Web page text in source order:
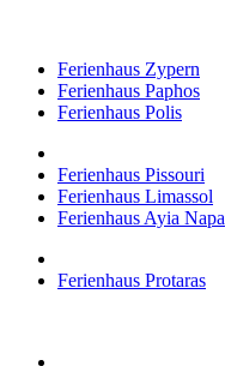
Ferienhaus Zypern
Ferienhaus Paphos
Ferienhaus Polis
Ferienhaus Pissouri
Ferienhaus Limassol
Ferienhaus Ayia Napa
Ferienhaus Protaras